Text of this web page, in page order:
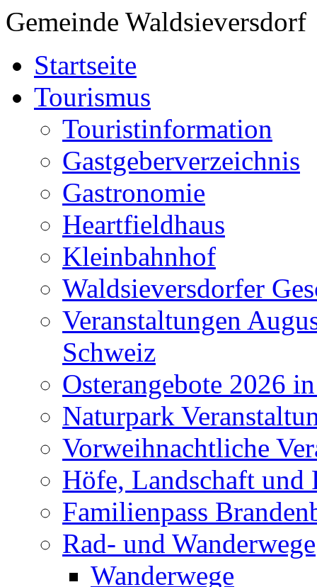
Gemeinde Waldsieversdorf
Startseite
Tourismus
Touristinformation
Gastgeberverzeichnis
Gastronomie
Heartfieldhaus
Kleinbahnhof
Waldsieversdorfer
Veranstaltungen
Schweiz
Osterangebote 2026
Naturpark
Vorweihnachtliche
Höfe, Landschaft und
Familienpass
Rad- und Wanderwege
Wanderwege